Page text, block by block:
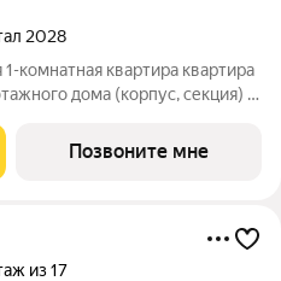
2028
комнатная квартира квартира
дома (корпус, секция) в
«Кантемировская» и 20
Позвоните мне
из 17